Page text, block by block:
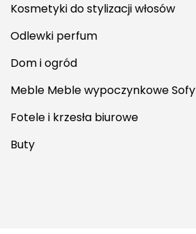
Kosmetyki do stylizacji włosów
Odlewki perfum
Dom i ogród
Meble Meble wypoczynkowe Sofy
Fotele i krzesła biurowe
Buty